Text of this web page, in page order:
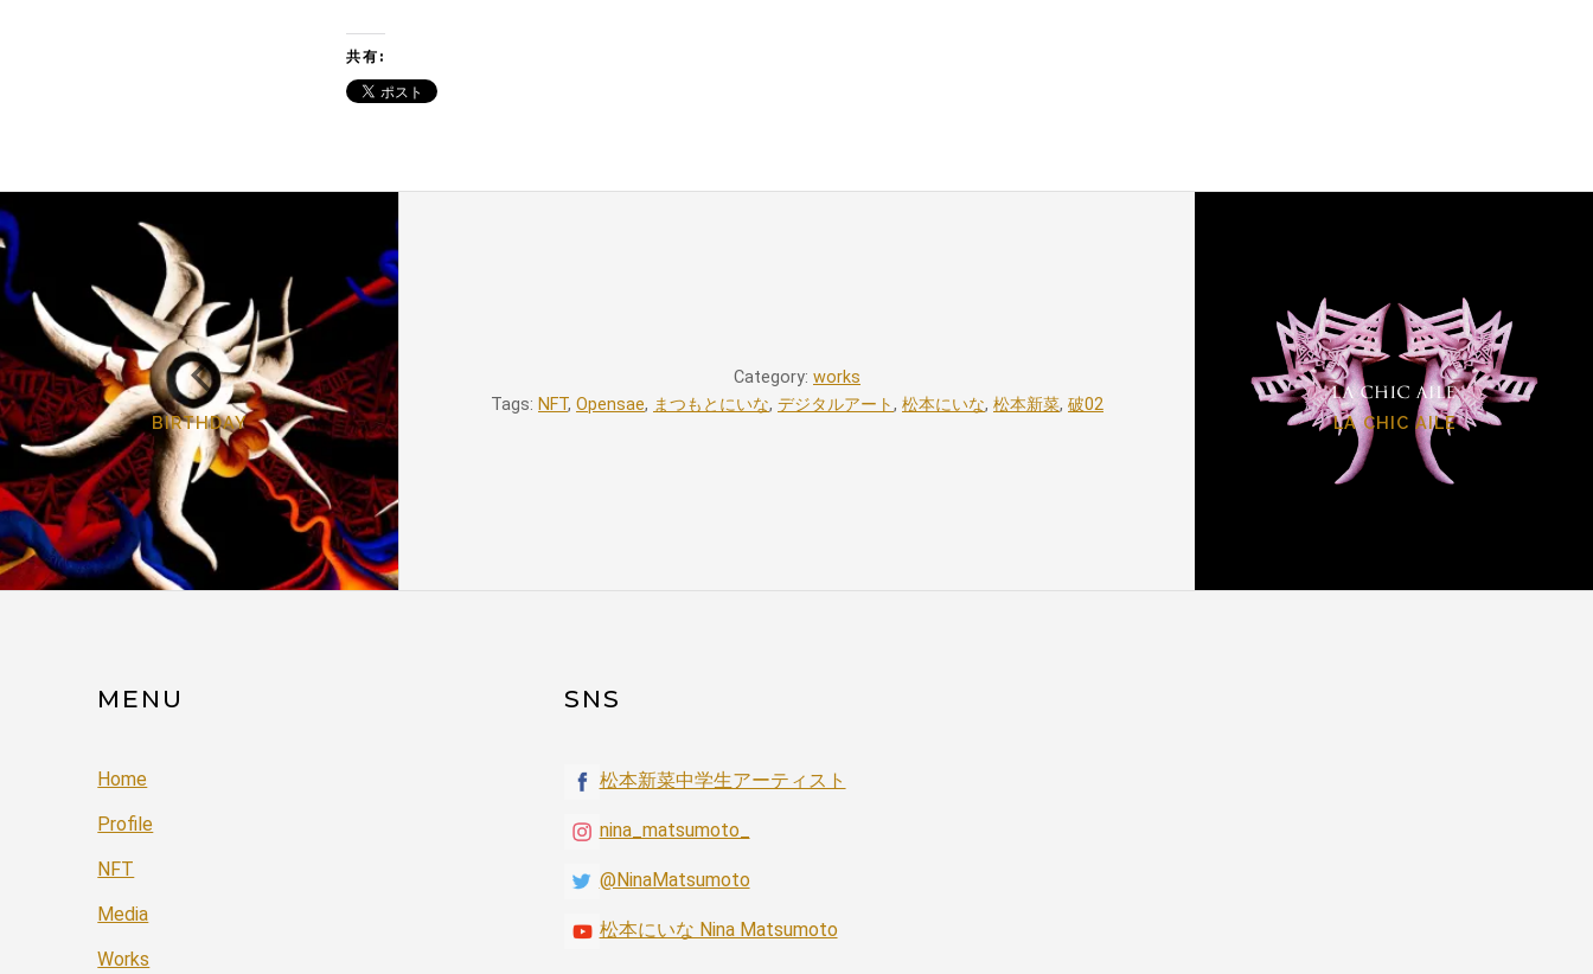
共有:
BIRTHDAY
Category: works
Tags: NFT, Opensae, まつもとにいな, デジタルアート, 松本にいな, 松本新菜, 破02
LA CHIC AILE
MENU
Home
Profile
NFT
Media
Works
SNS
松本新菜中学生アーティスト
nina_matsumoto_
@NinaMatsumoto
松本にいな Nina Matsumoto